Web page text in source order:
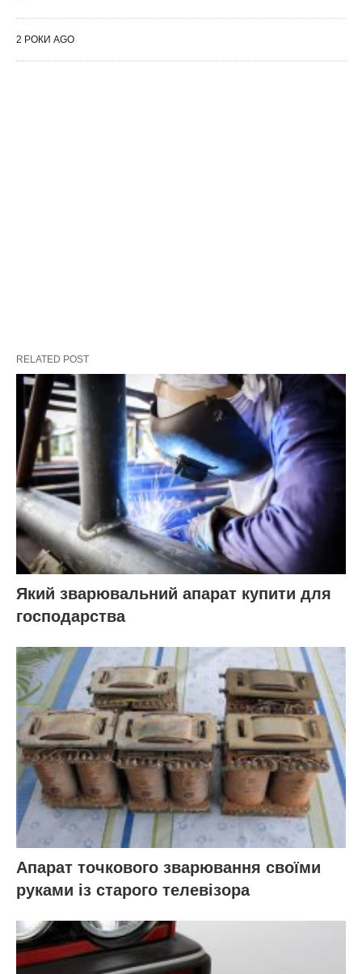
2 РОКИ AGO
RELATED POST
Який зварювальний апарат купити для
господарства
Апарат точкового зварювання своїми
руками із старого телевізора